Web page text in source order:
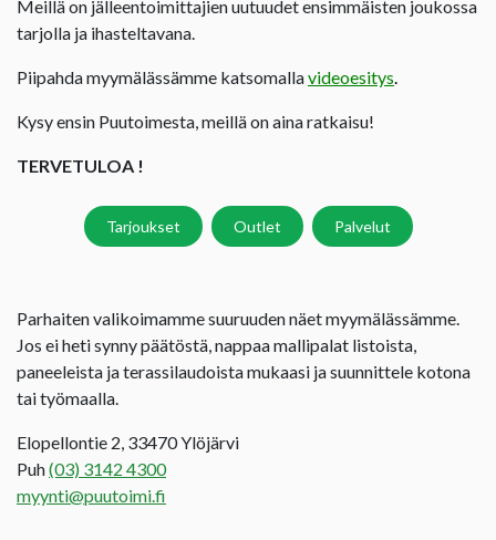
Meillä on jälleentoimittajien uutuudet ensimmäisten joukossa
tarjolla ja ihasteltavana.
Piipahda myymälässämme katsomallavideoesitys.
Kysy ensin Puutoimesta, meillä on aina ratkaisu!
TERVETULOA !
Tarjoukset Outlet Palvelut
Parhaiten valikoimamme suuruuden näet myymälässämme.
Jos ei heti synny päätöstä, nappaa mallipalat listoista,
paneeleista ja terassilaudoista mukaasi ja suunnittele kotona
tai työmaalla.
Elopellontie 2, 33470 Ylöjärvi
Puh(03) 3142 4300
myynti@puutoimi.fi